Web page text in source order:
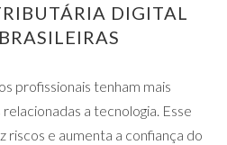
DIGITAL
profissionais tenham mais
a tecnologia. Esse
riscos e aumenta a confiança do